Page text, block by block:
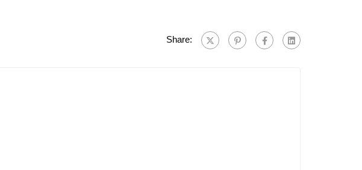
Share: